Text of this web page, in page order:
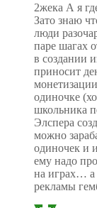
2жека А я
Зато знаю
люди
паре шагах
в создании
приносит
одиночке
школьника
Элспера
можно
одиночек и
ему надо
на играх… а
рекламы